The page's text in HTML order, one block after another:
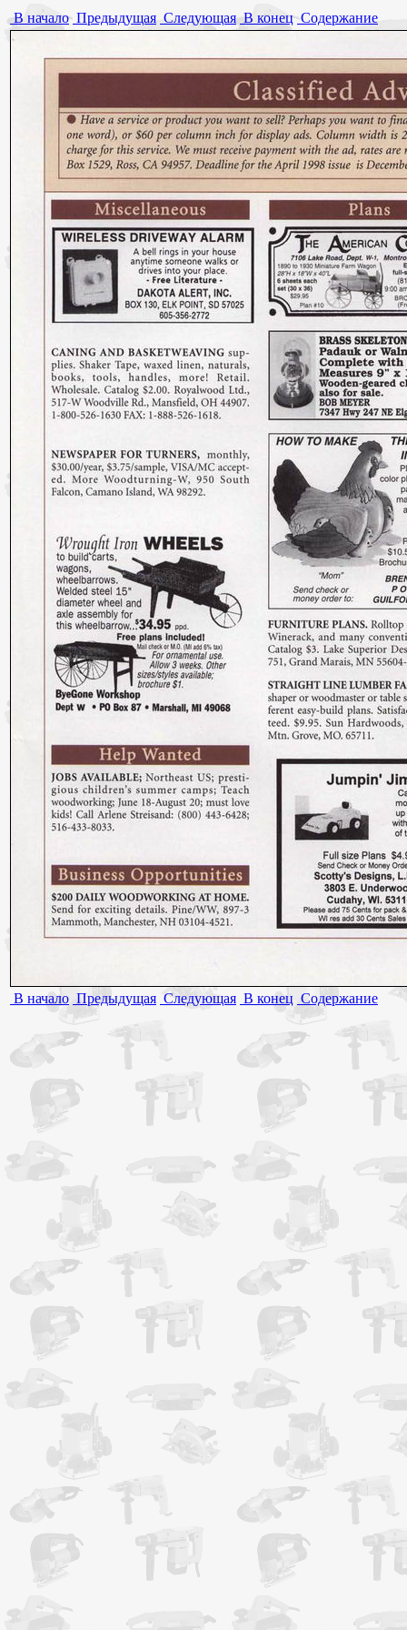
В начало Предыдущая Следующая В конец Содержание
В начало Предыдущая Следующая В конец Содержание